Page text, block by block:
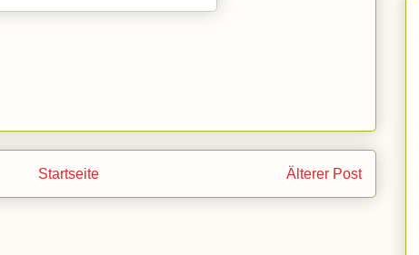
Älterer Post
Startseite